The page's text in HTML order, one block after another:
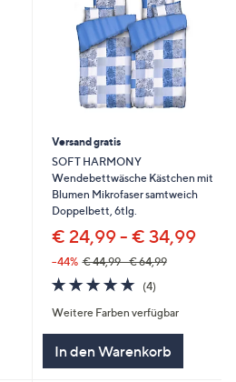
Versand gratis
SOFT HARMONY
Wendebettwäsche Kästchen mit
Blumen Mikrofaser samtweich
Doppelbett, 6tlg.
€ 24,99 - € 34,99
--44% € 44,99 - € 64,99
4.8
von
5
(4)4
Weitere Farben verfügbar
In den Warenkorb